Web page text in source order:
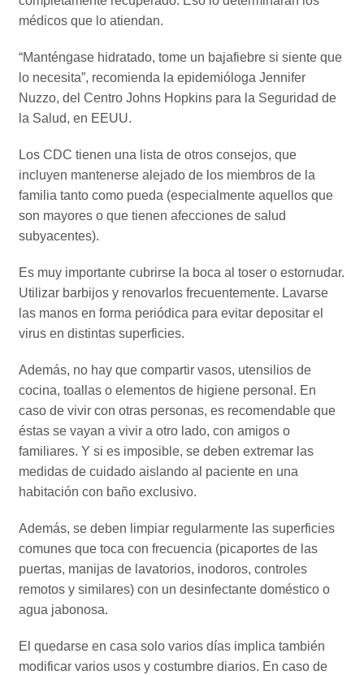
médicos que lo atiendan.
“Manténgase hidratado, tome un bajafiebre si siente que
lo necesita”, recomienda la epidemióloga Jennifer
Nuzzo, del Centro Johns Hopkins para la Seguridad de
la Salud, en EEUU.
Los CDC tienen una lista de otros consejos, que
incluyen mantenerse alejado de los miembros de la
familia tanto como pueda (especialmente aquellos que
son mayores o que tienen afecciones de salud
subyacentes).
Es muy importante cubrirse la boca al toser o estornudar.
Utilizar barbijos y renovarlos frecuentemente. Lavarse
las manos en forma periódica para evitar depositar el
virus en distintas superficies.
Además, no hay que compartir vasos, utensilios de
cocina, toallas o elementos de higiene personal. En
caso de vivir con otras personas, es recomendable que
éstas se vayan a vivir a otro lado, con amigos o
familiares. Y si es imposible, se deben extremar las
medidas de cuidado aislando al paciente en una
habitación con baño exclusivo.
Además, se deben limpiar regularmente las superficies
comunes que toca con frecuencia (picaportes de las
puertas, manijas de lavatorios, inodoros, controles
remotos y similares) con un desinfectante doméstico o
agua jabonosa.
El quedarse en casa solo varios días implica también
modificar varios usos y costumbre diarios. En caso de